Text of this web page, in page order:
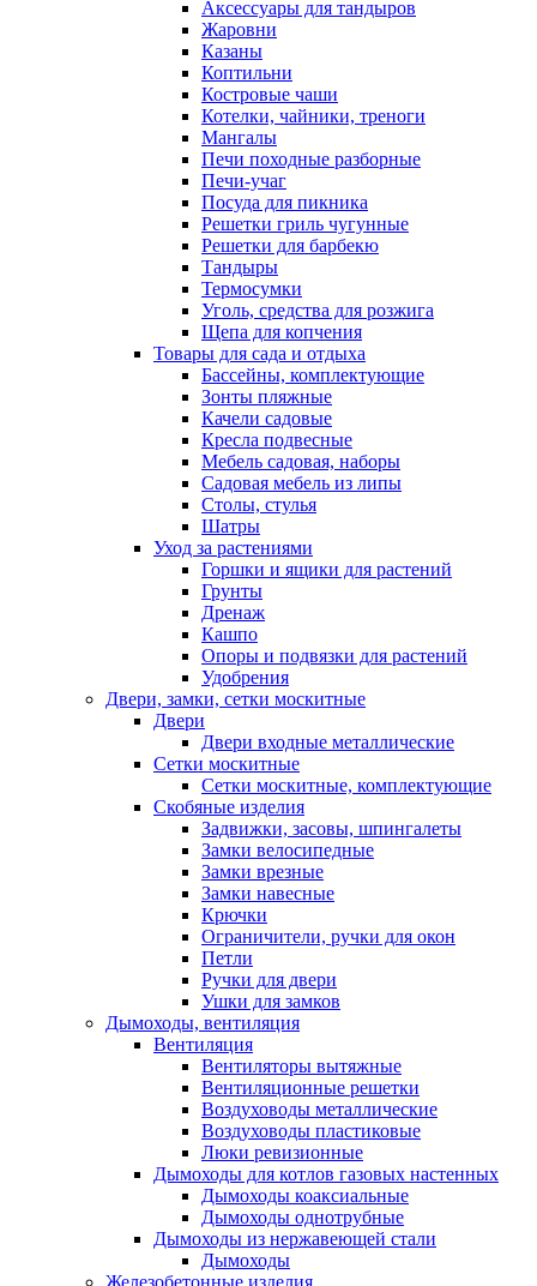
Аксессуары для тандыров
Жаровни
Казаны
Коптильни
Костровые чаши
Котелки, чайники, треноги
Мангалы
Печи походные разборные
Печи-учаг
Посуда для пикника
Решетки гриль чугунные
Решетки для барбекю
Тандыры
Термосумки
Уголь, средства для розжига
Щепа для копчения
Товары для сада и отдыха
Бассейны, комплектующие
Зонты пляжные
Качели садовые
Кресла подвесные
Мебель садовая, наборы
Садовая мебель из липы
Столы, стулья
Шатры
Уход за растениями
Горшки и ящики для растений
Грунты
Дренаж
Кашпо
Опоры и подвязки для растений
Удобрения
Двери, замки, сетки москитные
Двери
Двери входные металлические
Сетки москитные
Сетки москитные, комплектующие
Скобяные изделия
Задвижки, засовы, шпингалеты
Замки велосипедные
Замки врезные
Замки навесные
Крючки
Ограничители, ручки для окон
Петли
Ручки для двери
Ушки для замков
Дымоходы, вентиляция
Вентиляция
Вентиляторы вытяжные
Вентиляционные решетки
Воздуховоды металлические
Воздуховоды пластиковые
Люки ревизионные
Дымоходы для котлов газовых настенных
Дымоходы коаксиальные
Дымоходы однотрубные
Дымоходы из нержавеющей стали
Дымоходы
Железобетонные изделия